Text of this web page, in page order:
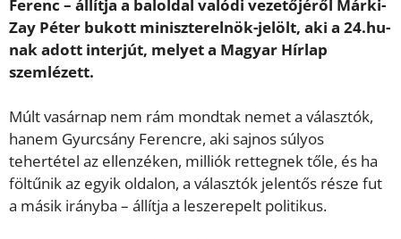
Ferenc – állítja a baloldal valódi vezetőjéről Márki-
Zay Péter bukott miniszterelnök-jelölt, aki a 24.hu-
nak adott interjút, melyet a Magyar Hírlap
szemlézett.
Múlt vasárnap nem rám mondtak nemet a választók,
hanem Gyurcsány Ferencre, aki sajnos súlyos
tehertétel az ellenzéken, milliók rettegnek tőle, és ha
föltűnik az egyik oldalon, a választók jelentős része fut
a másik irányba – állítja a leszerepelt politikus.